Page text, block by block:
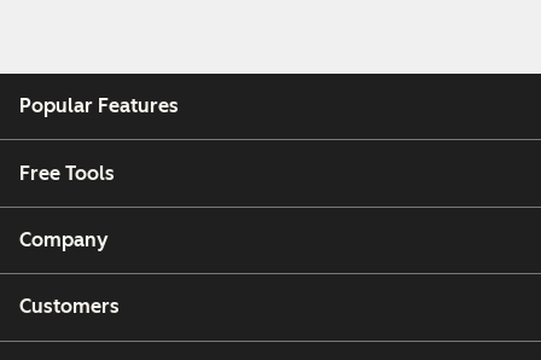
Popular Features
Free Tools
Company
Customers